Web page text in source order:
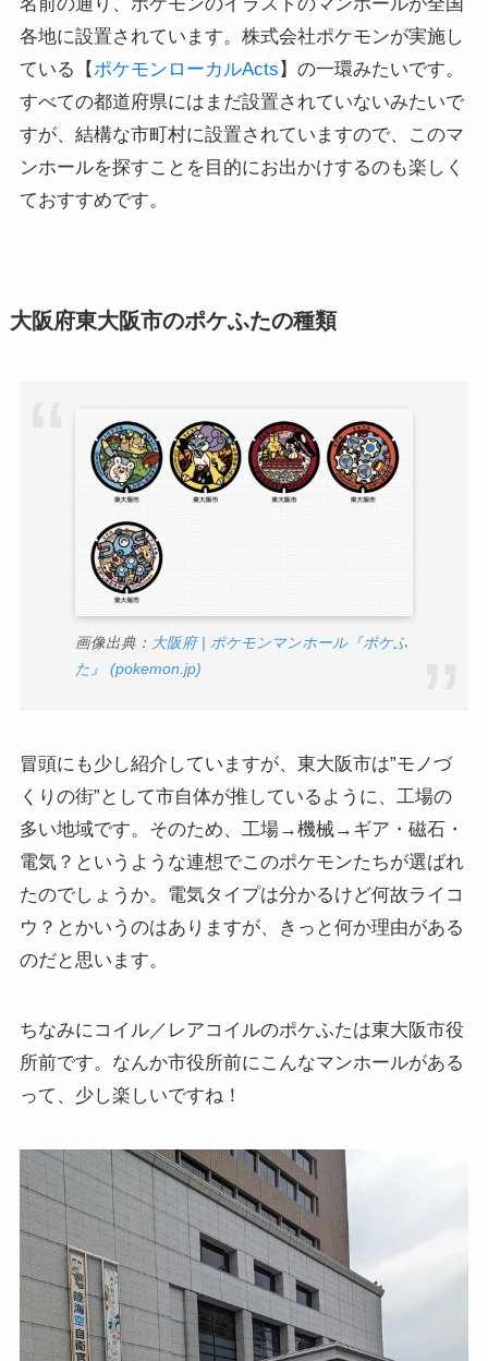
各地に設置されています。株式会社ポケモンが実施し
ている【 ポケモンローカルActs 】の一環みたいです。
すべての都道府県にはまだ設置されていないみたいで
すが、結構な市町村に設置されていますので、このマ
ンホールを探すことを目的にお出かけするのも楽しく
ておすすめです。
大阪府東大阪市のポケふたの種類
画像出典： 大阪府 | ポケモンマンホール『ポケふ
た』 (pokemon.jp)
冒頭にも少し紹介していますが、東大阪市は”モノづ
くりの街”として市自体が推しているように、工場の
多い地域です。そのため、工場→機械→ギア・磁石・
電気？というような連想でこのポケモンたちが選ばれ
たのでしょうか。電気タイプは分かるけど何故ライコ
ウ？とかいうのはありますが、きっと何か理由がある
のだと思います。
ちなみにコイル／レアコイルのポケふたは東大阪市役
所前です。なんか市役所前にこんなマンホールがある
って、少し楽しいですね！